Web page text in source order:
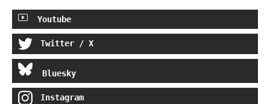
Youtube
Twitter / X
Bluesky
Instagram